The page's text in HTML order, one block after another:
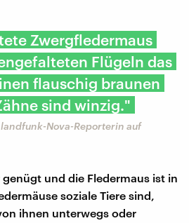
Zwergfledermaus
Flügeln das
flauschig braunen
sind winzig."
Nova-Reporterin auf
und die Fledermaus ist in
soziale Tiere sind,
ihnen unterwegs oder